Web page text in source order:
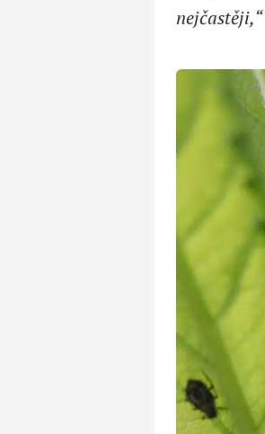
nejčastěji,“